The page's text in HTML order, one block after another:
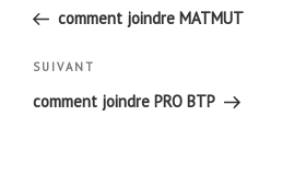
l’article
précédent
comment joindre MATMUT
Article
suivant
SUIVANT
comment joindre PRO BTP